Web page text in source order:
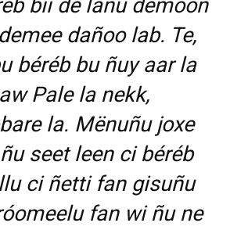
bii de lañu demoon
dañoo lab. Te,
béréb bu ñuy aar la
Pale la nekk,
la. Mënuñu joxe
seet leen ci béréb
ci ñetti fan gisuñu
fan wi ñu ne